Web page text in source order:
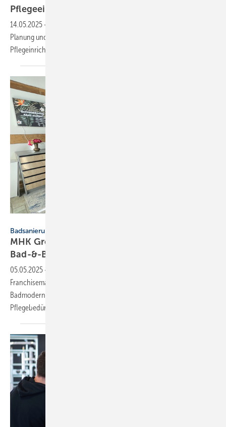
Pfle­ge­ein­rich­tun­gen
14.05.2025 -
Planung und Umsetzung von baulichen Anforderungen an
Pflegeinrichtungen.
Badsanierung
MHK Group eröffnet ersten
Bad-&-Body-Showroom
05.05.2025 -
Franchisemarke Bad & Body eröffnet – ein Konzept zur eingriffsarmen
Badmodernisierung und barrierearmen Umgestaltung für
Pflegebedürftige.